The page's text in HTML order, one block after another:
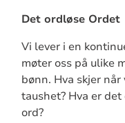
Det ordløse Ordet
Vi lever i en
møter oss på ulike
bønn. Hva skjer
taushet? Hva er
ord?